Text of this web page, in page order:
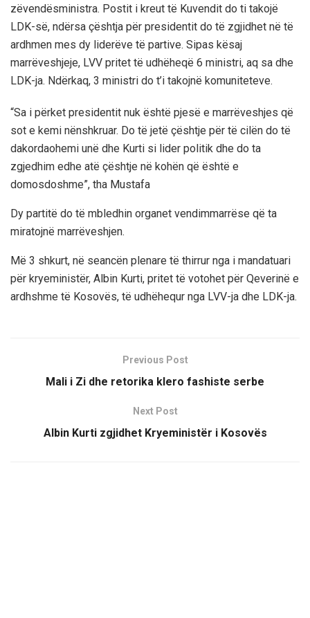
zëvendësministra. Postit i kreut të Kuvendit do ti takojë
LDK-së, ndërsa çështja për presidentit do të zgjidhet në të
ardhmen mes dy liderëve të partive. Sipas kësaj
marrëveshjeje, LVV pritet të udhëheqë 6 ministri, aq sa dhe
LDK-ja. Ndërkaq, 3 ministri do t’i takojnë komuniteteve.
“Sa i përket presidentit nuk është pjesë e marrëveshjes që
sot e kemi nënshkruar. Do të jetë çështje për të cilën do të
dakordaohemi unë dhe Kurti si lider politik dhe do ta
zgjedhim edhe atë çështje në kohën që është e
domosdoshme”, tha Mustafa
Dy partitë do të mbledhin organet vendimmarrëse që ta
miratojnë marrëveshjen.
Më 3 shkurt, në seancën plenare të thirrur nga i mandatuari
për kryeministër, Albin Kurti, pritet të votohet për Qeverinë e
ardhshme të Kosovës, të udhëhequr nga LVV-ja dhe LDK-ja.
Previous Post
Mali i Zi dhe retorika klero fashiste serbe
Next Post
Albin Kurti zgjidhet Kryeministër i Kosovës